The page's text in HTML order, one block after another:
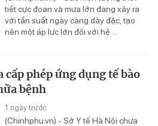
tiết cực đoan và mưa lớn đang xảy ra
với tần suất ngày càng dày đặc, tạo
nên một áp lực lớn đối với hệ ...
cấp phép ứng dụng tế bào
bệnh
1 ngày trước
(Chinhphu.vn) - Sở Y tế Hà Nội chưa